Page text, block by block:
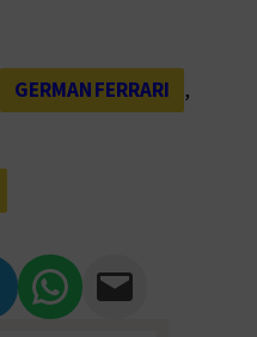
GERMAN FERRARI
,
Compartir en WhatsApp Compartir vía Email